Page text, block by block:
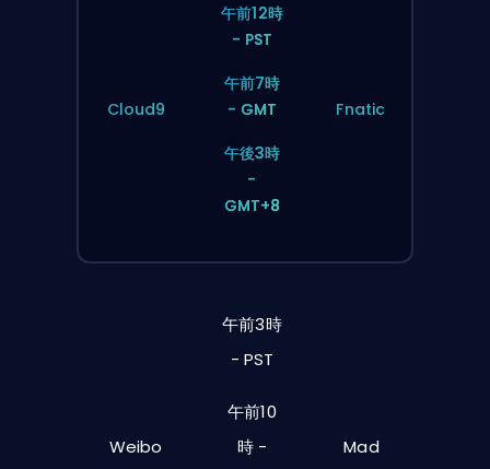
Cloud9
午前12時
- PST
午前7時
- GMT
午後3時
-
GMT+8
Fnatic
Weibo
午前3時
- PST
午前10
時 -
Mad